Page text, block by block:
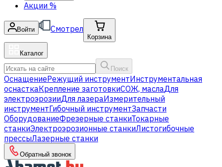
Акции %
Войти Смотрел
Корзина
Каталог
Поиск
ОснащениеРежущий инструментИнструментальная
оснасткаКрепление заготовкиСОЖ, маслаДля
электроэрозииДля лазераИзмерительный
инструментГибочный инструментЗапчасти
ОборудованиеФрезерные станкиТокарные
станкиЭлектроэрозионные станкиЛистогибочные
прессыЛазерные станки
Обратный звонок